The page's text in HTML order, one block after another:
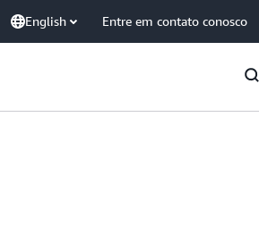
English Entre em contato conosco